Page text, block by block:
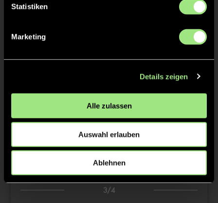
Statistiken
Marketing
Details zeigen
Alle zulassen
Auswahl erlauben
Ablehnen
2:3 Luca P., 17’
2:4 Samuel L., 28’
3/4